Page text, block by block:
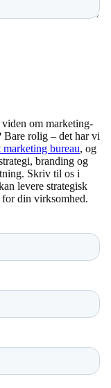
om marketing-
rolig – det har vi
bureau, og
branding og
Skriv til os i
levere strategisk
for din virksomhed.